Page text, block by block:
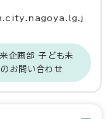
企画部 子ども未
お問い合わせ